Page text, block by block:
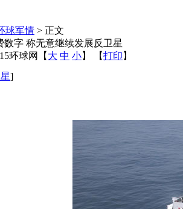
球军情 > 正文
数字 称无意继续发展反卫星
环球网 【 大 中 小】 【打印 】
]